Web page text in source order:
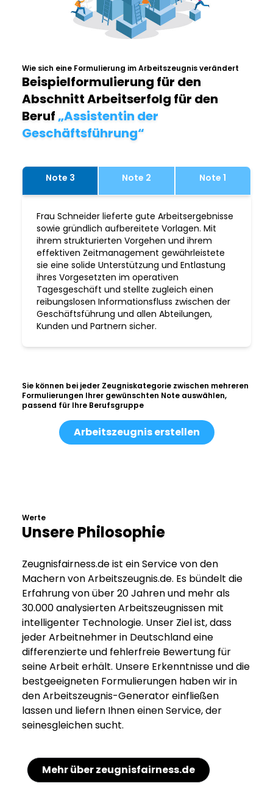
Wie sich eine Formulierung im Arbeitszeugnis verändert
Beispielformulierung für den
Abschnitt Arbeitserfolg für den
Beruf„Assistentin der
Geschäftsführung“
Note 3 Note 2 Note 1
Frau Schneider lieferte gute Arbeitsergebnisse
sowie gründlich aufbereitete Vorlagen. Mit
ihrem strukturierten Vorgehen und ihrem
effektiven Zeitmanagement gewährleistete
sie eine solide Unterstützung und Entlastung
ihres Vorgesetzten im operativen
Tagesgeschäft und stellte zugleich einen
reibungslosen Informationsfluss zwischen der
Geschäftsführung und allen Abteilungen,
Kunden und Partnern sicher.
Sie können bei jeder Zeugniskategorie zwischen mehreren
Formulierungen Ihrer gewünschten Note auswählen,
passend für Ihre Berufsgruppe
Arbeitszeugnis erstellen
Werte
Unsere Philosophie
Zeugnisfairness.de ist ein Service von den
Machern von Arbeitszeugnis.de. Es bündelt die
Erfahrung von über 20 Jahren und mehr als
30.000 analysierten Arbeitszeugnissen mit
intelligenter Technologie. Unser Ziel ist, dass
jeder Arbeitnehmer in Deutschland eine
differenzierte und fehlerfreie Bewertung für
seine Arbeit erhält. Unsere Erkenntnisse und die
bestgeeigneten Formulierungen haben wir in
den Arbeitszeugnis-Generator einfließen
lassen und liefern Ihnen einen Service, der
seinesgleichen sucht.
Mehr über zeugnisfairness.de